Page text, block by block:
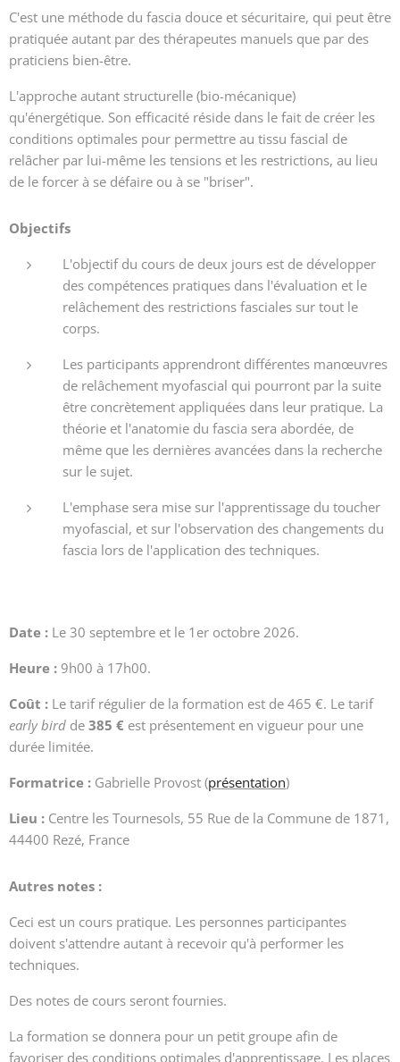
C'est une méthode du fascia douce et sécuritaire, qui peut être
pratiquée autant par des thérapeutes manuels que par des
praticiens bien-être.
L'approche autant structurelle (bio-mécanique)
qu'énergétique. Son efficacité réside dans le fait de créer les
conditions optimales pour permettre au tissu fascial de
relâcher par lui-même les tensions et les restrictions, au lieu
de le forcer à se défaire ou à se "briser".
Objectifs
L'objectif du cours de deux jours est de développer
des compétences pratiques dans l'évaluation et le
relâchement des restrictions fasciales sur tout le
corps.
Les participants apprendront différentes manœuvres
de relâchement myofascial qui pourront par la suite
être concrètement appliquées dans leur pratique. La
théorie et l'anatomie du fascia sera abordée, de
même que les dernières avancées dans la recherche
sur le sujet.
L'emphase sera mise sur l'apprentissage du toucher
myofascial, et sur l'observation des changements du
fascia lors de l'application des techniques.
Date : Le 30 septembre et le 1er octobre 2026.
Heure : 9h00 à 17h00.
Coût : Le tarif régulier de la formation est de 465 €. Le tarif
early bird de 385 € est présentement en vigueur pour une
durée limitée.
Formatrice : Gabrielle Provost (présentation)
Lieu : Centre les Tournesols, 55 Rue de la Commune de 1871,
44400 Rezé, France
Autres notes :
Ceci est un cours pratique. Les personnes participantes
doivent s'attendre autant à recevoir qu'à performer les
techniques.
Des notes de cours seront fournies.
La formation se donnera pour un petit groupe afin de
favoriser des conditions optimales d'apprentissage. Les places